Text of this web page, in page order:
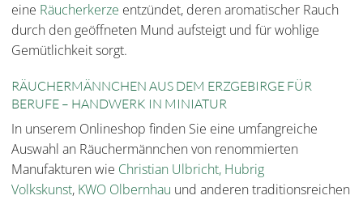
eine Räucherkerze entzündet, deren aromatischer Rauch
durch den geöffneten Mund aufsteigt und für wohlige
Gemütlichkeit sorgt.
RÄUCHERMÄNNCHEN AUS DEM ERZGEBIRGE FÜR
BERUFE – HANDWERK IN MINIATUR
In unserem Onlineshop finden Sie eine umfangreiche
Auswahl an Räuchermännchen von renommierten
Manufakturen wie Christian Ulbricht, Hubrig
Volkskunst, KWO Olbernhau und anderen traditionsreichen